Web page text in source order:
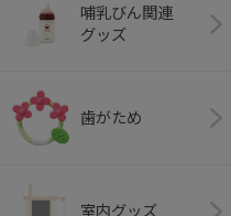
哺乳びん関連
グッズ
歯がため
室内グッズ